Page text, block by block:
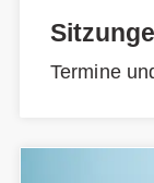
Termine